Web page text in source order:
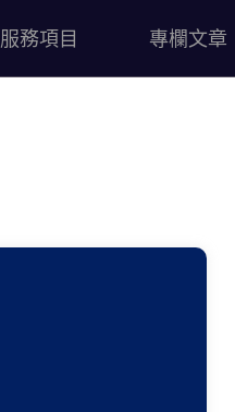
服務項目 專欄文章